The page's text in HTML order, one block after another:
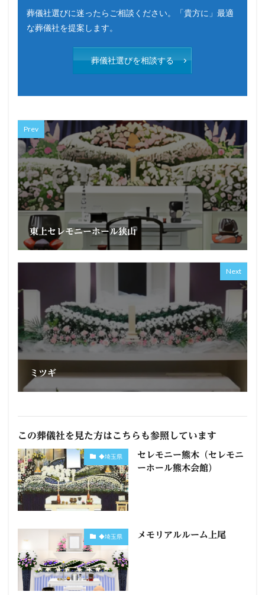
葬儀社選びに迷ったらご相談ください。「貴方に」最適
な葬儀社を提案します。
葬儀社選びを相談する
Prev
東上セレモニーホール狭山
Next
ミツギ
この葬儀社を見た方はこちらも参照しています
◆埼玉県
セレモニー熊木（セレモニ
ーホール熊木会館）
◆埼玉県 メモリアルルーム上尾